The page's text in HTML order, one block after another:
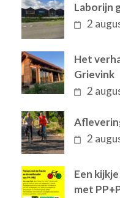
Laborijn
2
Het
Grievink
2
2
Een
met